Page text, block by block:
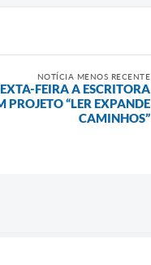
NOTÍCIA MENOS RECENTE
FEIRA A ESCRITORA
“LER EXPANDE
CAMINHOS”